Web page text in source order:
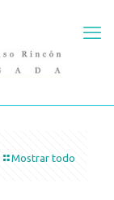
Mostrar todo